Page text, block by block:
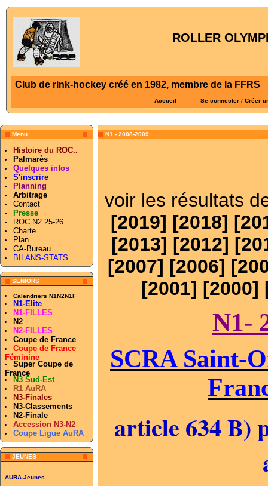
ROLLER
Club de rink-hockey créé en 1982, membre de la FFRS
Accueil Se connecter / Créer
Menu
Histoire du ROC..
Palmarès
Quelques infos
S'inscrire
Planning
Arbitrage
Contact
Presse
ROC N2 25-26
Charte
Plan
CA-Bureau
BILANS-STATS
SENIORS
Calendriers N1N2N1F
N1-Elite
N1-FILLES
N2
N2-FILLES
Coupe de France
Coupe de France
Féminine
Super Coupe de
France
N3 Sud-Est
R1 AuRA
N3-Finales
N3-Classements
N2-Finale
Accession N3-N2
Coupe Ligue AuRA
JEUNES
AURA-Jeunes
N1 - 2008-2009
voir les résultats
[2019] [2018] [
[2013] [2012] [
[2007] [2006] [
[2001] [2000]
N1-
SCRA Saint-
article 634 B)